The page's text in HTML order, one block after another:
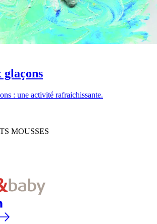
: une activité rafraichissante.
MOUSSES